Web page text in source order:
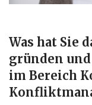
Was hat Sie
gründen
im Bereich